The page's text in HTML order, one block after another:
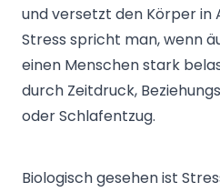
und versetzt den Körper
Stress spricht man, wenn
einen Menschen stark
durch Zeitdruck,
oder Schlafentzug.
Biologisch gesehen ist